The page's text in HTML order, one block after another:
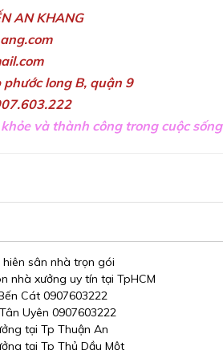
AN KHANG
long B, quận 9
và thành công trong cuộc sống
sân nhà trọn gói
nhà xưởng uy tín tại TpHCM
Cát 0907603222
Uyên 0907603222
tại Tp Thuận An
tại Tp Thủ Dầu Một